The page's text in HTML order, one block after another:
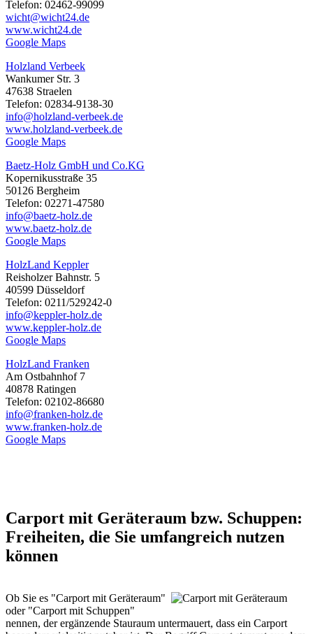
Telefon: 02462-99099
wicht@wicht24.de
www.wicht24.de
Google Maps
Holzland Verbeek
Wankumer Str. 3
47638 Straelen
Telefon: 02834-9138-30
info@holzland-verbeek.de
www.holzland-verbeek.de
Google Maps
Baetz-Holz GmbH und Co.KG
Kopernikusstraße 35
50126 Bergheim
Telefon: 02271-47580
info@baetz-holz.de
www.baetz-holz.de
Google Maps
HolzLand Keppler
Reisholzer Bahnstr. 5
40599 Düsseldorf
Telefon: 0211/529242-0
info@keppler-holz.de
www.keppler-holz.de
Google Maps
HolzLand Franken
Am Ostbahnhof 7
40878 Ratingen
Telefon: 02102-86680
info@franken-holz.de
www.franken-holz.de
Google Maps
Carport mit Geräteraum bzw. Schuppen:
Freiheiten, die Sie umfangreich nutzen
können
Ob Sie es "Carport mit Geräteraum"
oder "Carport mit Schuppen"
nennen, der ergänzende Stauraum untermauert, dass ein Carport